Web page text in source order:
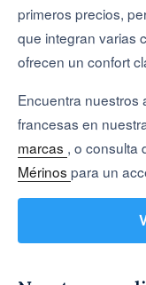
primeros precios,
que integran varias
ofrecen un confort
Encuentra nuestros
francesas en
marcas , o consulta
Mérinos para un